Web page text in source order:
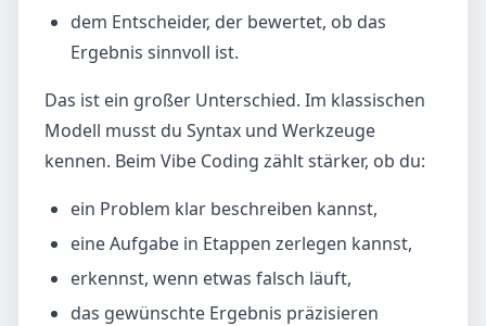
dem Entscheider, der bewertet, ob das
Ergebnis sinnvoll ist.
Das ist ein großer Unterschied. Im klassischen
Modell musst du Syntax und Werkzeuge
kennen. Beim Vibe Coding zählt stärker, ob du:
ein Problem klar beschreiben kannst,
eine Aufgabe in Etappen zerlegen kannst,
erkennst, wenn etwas falsch läuft,
das gewünschte Ergebnis präzisieren